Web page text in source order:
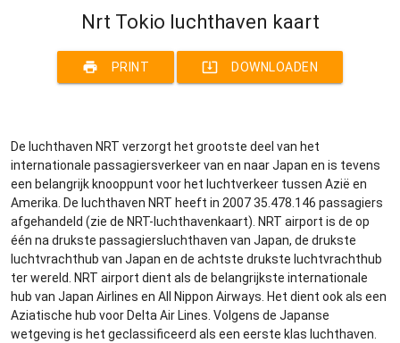
Nrt Tokio luchthaven kaart
print PRINT system_update_alt DOWNLOADEN
De luchthaven NRT verzorgt het grootste deel van het
internationale passagiersverkeer van en naar Japan en is tevens
een belangrijk knooppunt voor het luchtverkeer tussen Azië en
Amerika. De luchthaven NRT heeft in 2007 35.478.146 passagiers
afgehandeld (zie de NRT-luchthavenkaart). NRT airport is de op
één na drukste passagiersluchthaven van Japan, de drukste
luchtvrachthub van Japan en de achtste drukste luchtvrachthub
ter wereld. NRT airport dient als de belangrijkste internationale
hub van Japan Airlines en All Nippon Airways. Het dient ook als een
Aziatische hub voor Delta Air Lines. Volgens de Japanse
wetgeving is het geclassificeerd als een eerste klas luchthaven.